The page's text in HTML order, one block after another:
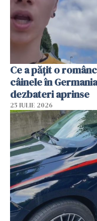
Ce a pățit o
câinele în
dezbateri aprinse
25 IULIE 2026